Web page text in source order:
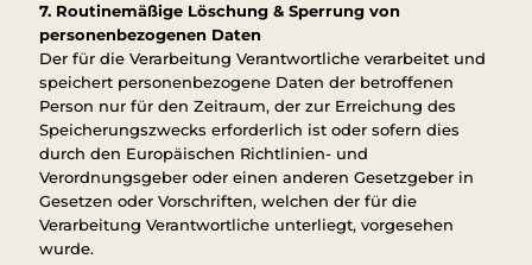
7. Routinemäßige Löschung & Sperrung von
personenbezogenen Daten
Der für die Verarbeitung Verantwortliche verarbeitet und
speichert personenbezogene Daten der betroffenen
Person nur für den Zeitraum, der zur Erreichung des
Speicherungszwecks erforderlich ist oder sofern dies
durch den Europäischen Richtlinien- und
Verordnungsgeber oder einen anderen Gesetzgeber in
Gesetzen oder Vorschriften, welchen der für die
Verarbeitung Verantwortliche unterliegt, vorgesehen
wurde.